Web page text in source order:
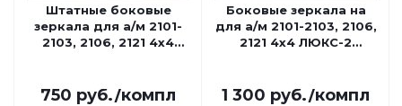
Штатные боковые
зеркала для а/м 2101-
2103, 2106, 2121 4x4
750 руб./компл
Боковые зеркала на
для а/м 2101-2103, 2106,
2121 4x4 ЛЮКС-2
1 300 руб./компл